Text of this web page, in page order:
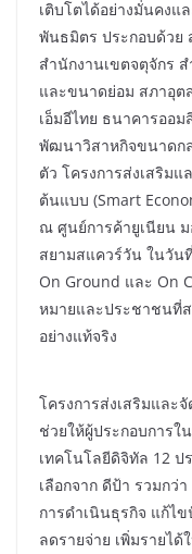
เติบโตได้อย่างมั่นคงแ
พันธมิตร ประกอบด้วย
สำนักงานเขตจตุจักร
และขนาดย่อม สภาอุต
เอ็มอีไทย ธนาคารออ
พัฒนาวิสาหกิจขนาดก
ตัว โครงการส่งเสริม
ต้นแบบ (Smart
ณ ศูนย์การค้ายูเนียน
สยามสแควร์วัน ในวัน
On Ground และ On
หมายและประชาชนที่
อย่างแท้จริง
โครงการส่งเสริมและ
ช่วยให้ผู้ประกอบการใ
เทคโนโลยีดิจิทัล 12 ป
เลือกจาก ดีป้า รวมกว่
การดำเนินธุรกิจ แก้ไ
ลดรายจ่าย เพิ่มรายได้